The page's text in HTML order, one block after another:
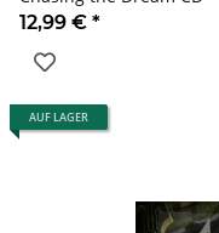
12,99 € *
AUF LAGER